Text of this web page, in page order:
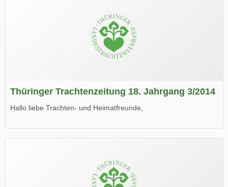
Thüringer Trachtenzeitung 18. Jahrgang 3/2014
Hallo liebe Trachten- und Heimatfreunde,
Wir wünschen Euch viel Spaß beim Lesen.